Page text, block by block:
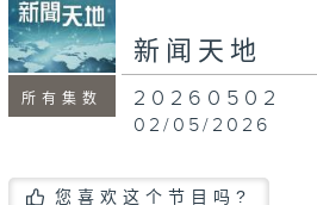
所有集数
新闻天地
20260502
02/05/2026
您喜欢这个节目吗?